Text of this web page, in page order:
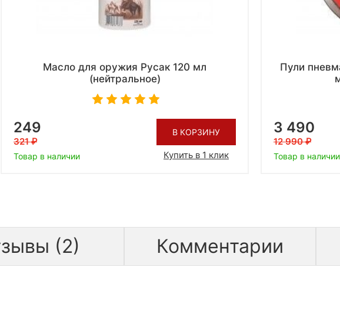
Масло для оружия Русак 120 мл
(нейтральное)
249
321
Товар в наличии
В КОРЗИНУ
Купить в 1 клик
Пули
3 490
12 990
Товар в наличии
(2) Комментарии